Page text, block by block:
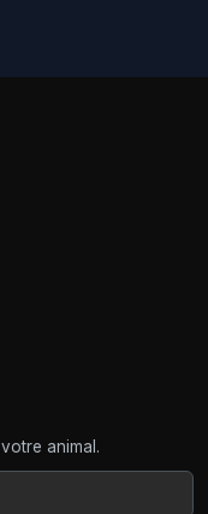
animal.